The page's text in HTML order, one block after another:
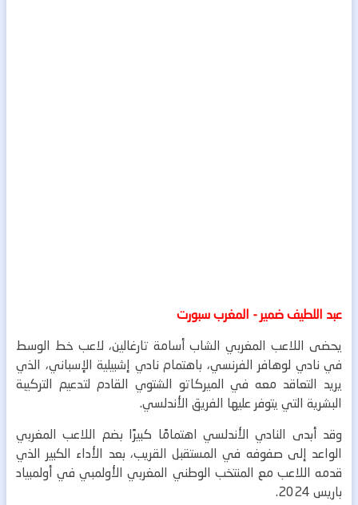
عبد اللطيف ضمير - المغرب سبورت
يحضى اللاعب المغربي الشاب أسامة تارغالين، لاعب خط الوسط
في نادي لوهافر الفرنسي، باهتمام نادي إشبيلية الإسباني، الذي
يريد التعاقد معه في الميركاتو الشتوي القادم لتدعيم التركيبة
البشرية التي يتوفر عليها الفريق الأندلسي.
وقد أبدى النادي الأندلسي اهتمامًا كبيرًا بضم اللاعب المغربي
الواعد إلى صفوفه في المستقبل القريب، بعد الأداء الكبير الذي
قدمه اللاعب مع المنتخب الوطني المغربي الأولمبي في أولمبياد
باريس 2024.